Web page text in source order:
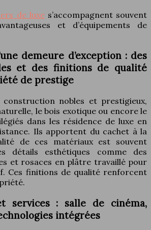
de luxes’accompagnent souvent
et d’équipements de
demeure d’exception : des
et des finitions de qualité
de prestige
nobles et prestigieux,
le bois exotique ou encore le
dans les résidence de luxe en
Ils apportent du cachet à la
de ces matériaux est souvent
détails esthétiques comme des
et rosaces en plâtre travaillé pour
Ces finitions de qualité renforcent
services : salle de cinéma,
intégrées